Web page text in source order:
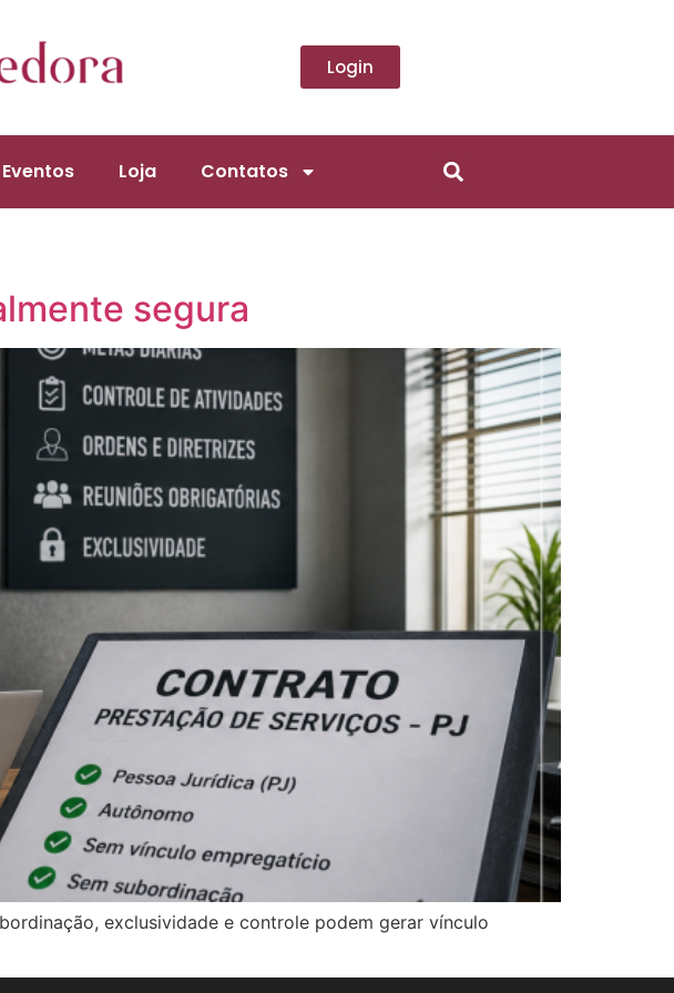
Login
Eventos Loja Contatos
segura
exclusividade e controle podem gerar vínculo